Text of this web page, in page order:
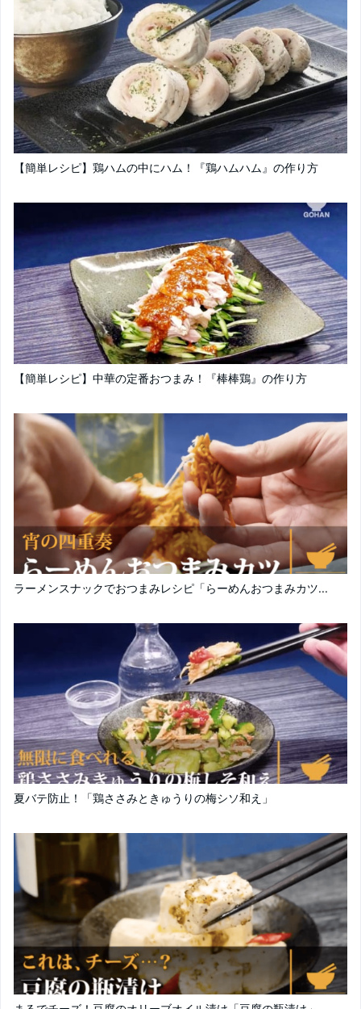
【簡単レシピ】鶏ハムの中にハム！『鶏ハムハム』の作り方
【簡単レシピ】中華の定番おつまみ！『棒棒鶏』の作り方
ラーメンスナックでおつまみレシピ「らーめんおつまみカツ...
夏バテ防止！「鶏ささみときゅうりの梅シソ和え」